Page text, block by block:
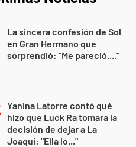
La sincera confesión de Sol
en Gran Hermano que
sorprendió: "Me pareció...."
Yanina Latorre contó qué
hizo que Luck Ra tomara la
decisión de dejar a La
Joaqui: "Ella lo..."